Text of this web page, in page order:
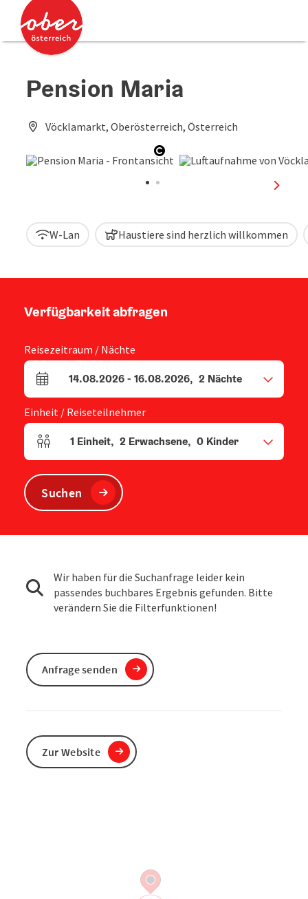
Zum Inhalt
Zum Seitenanfang
Pension Maria
Vöcklamarkt, Oberösterreich, Österreich
Copyright öffnen
W-Lan Haustiere sind herzlich willkommen
Verfügbarkeit abfragen
Reisezeitraum / Nächte
An- und Abreisefelder
14.08.2026- 16.08.2026, 2 Nächte
Einheit / Reiseteilnehmer
Einheitenanzahl und Personenfelder
1 Einheit, 2 Erwachsene, 0 Kinder
Suchen
Wir haben für die Suchanfrage leider kein
passendes buchbares Ergebnis gefunden. Bitte
verändern Sie die Filterfunktionen!
Anfrage senden
Zur Website